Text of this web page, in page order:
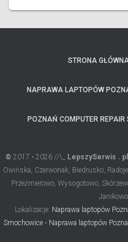
STRONA
NAPRAWA LAPTOPÓW
POZNAŃ COMPUTER REPAIR
© 2017 • 2026 //\_ LepszySerwis . pl
Owińska, Czerwonak, Biedrusko,
Przeźmierowo, Wysogotowo,
Lokalizacje: Naprawa laptopów
Smochowice • Naprawa laptopów